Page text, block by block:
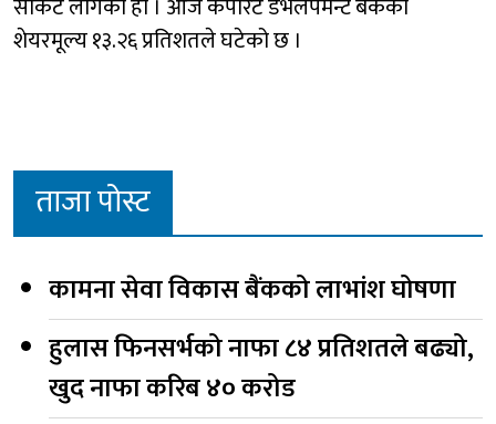
सर्किट लागेको हो । आज कर्पोरेट डेभलपमेन्ट बैंकको
शेयरमूल्य १३.२६ प्रतिशतले घटेको छ ।
ताजा पोस्ट
कामना सेवा विकास बैंकको लाभांश घोषणा
हुलास फिनसर्भको नाफा ८४ प्रतिशतले बढ्यो,
खुद नाफा करिब ४० करोड